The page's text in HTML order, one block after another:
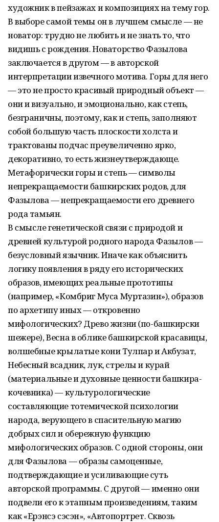
художник в пейзажах и композициях на тему гор.
В выборе самой темы он в лучшем смысле — не
новатор: трудно не любить и не знать то, что
видишь с рождения. Новаторство Фазылова
заключается в другом — в авторской
интерпретации извечного мотива. Горы для него
— это не просто красивый природный объект —
они и визуально, и эмоционально, как степь,
безграничны, поэтому, как и степь, заполняют
собой большую часть плоскости холста и
трактованы подчас преувеличенно ярко,
декоративно, то есть жизнеутверждающе.
Метафорически горы и степь — символы
непрекращаемости башкирских родов, для
Фазылова — непрекращаемости его древнего
рода тамьян.
В смысле генетической связи с природой и
древней культурой родного народа Фазылов —
безусловный язычник. Иначе как объяснить
логику появления в ряду его исторических
образов, имеющих реальные прототипы
(например, «Комбриг Муса Муртазин»), образов
по архетипу иных — откровенно
мифологических? Древо жизни (по-башкирски
шежере), Весна в облике башкирской красавицы,
волшебные крылатые кони Тулпар и Акбузат,
Небесный всадник, лук, стрелы и курай
(материальные и духовные ценности башкира-
кочевника) — культурологические
составляющие тотемической психологии
народа, верующего в спасительную магию
добрых сил и обережную функцию
мифологических образов. С одной стороны, они
для Фазылова — образы самоценные,
подтверждающие и усиливающие суть
авторской программы. С другой — именно они
подвели его к этапным произведениям, таким
как «Ерэнсэ сэсэн», «Автопортрет. Сквозь